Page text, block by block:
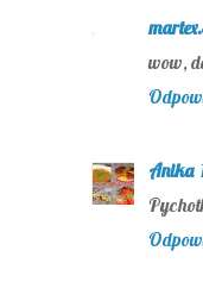
wow,
Anika